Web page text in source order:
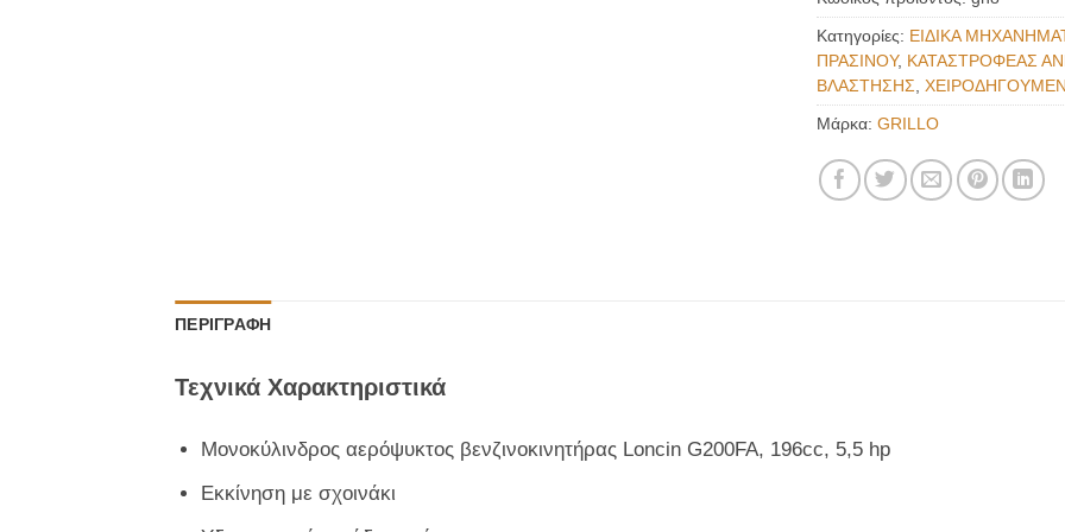
Κατηγορίες: ΕΙΔΙΚΑ
ΠΡΑΣΙΝΟΥ, ΚΑΤΑΣΤΡΟΦΕΑΣ
ΒΛΑΣΤΗΣΗΣ,
Μάρκα: GRILLO
ΠΕΡΙΓΡΑΦΉ
Τεχνικά Χαρακτηριστικά
Μονοκύλινδρος αερόψυκτος βενζινοκινητήρας Loncin G200FA, 196cc, 5,5 hp
Εκκίνηση με σχοινάκι